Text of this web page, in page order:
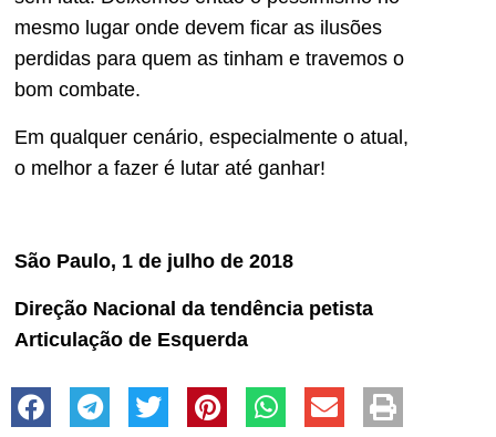
mesmo lugar onde devem ficar as ilusões
perdidas para quem as tinham e travemos o
bom combate.
Em qualquer cenário, especialmente o atual,
o melhor a fazer é lutar até ganhar!
São Paulo, 1 de julho de 2018
Direção Nacional da tendência petista
Articulação de Esquerda